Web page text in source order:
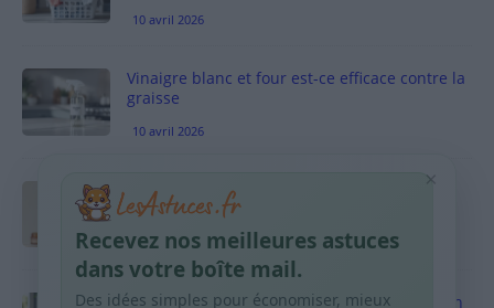
10 avril 2026
Vinaigre blanc et four est-ce efficace contre la
graisse
10 avril 2026
Taches pigmentaires : routine simple +
habitudes qui aident
9 avril 2026
Produits ménagers : comment économiser en
×
Recevez nos meilleures astuces
dans votre boîte mail.
Des idées simples pour économiser, mieux